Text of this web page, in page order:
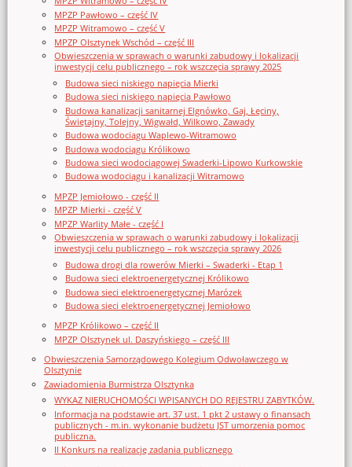
MPZP Pawłowo – część IV
MPZP Witramowo – część V
MPZP Olsztynek Wschód – część III
Obwieszczenia w sprawach o warunki zabudowy i lokalizacji
inwestycji celu publicznego – rok wszczęcia sprawy 2025
Budowa sieci niskiego napięcia Mierki
Budowa sieci niskiego napięcia Pawłowo
Budowa kanalizacji sanitarnej Elgnówko, Gaj, Łęciny,
Świętajny, Tolejny, Wigwałd, Wilkowo, Zawady
Budowa wodociągu Waplewo-Witramowo
Budowa wodociągu Królikowo
Budowa sieci wodociągowej Swaderki-Lipowo Kurkowskie
Budowa wodociągu i kanalizacji Witramowo
MPZP Jemiołowo - część II
MPZP Mierki - część V
MPZP Warlity Małe - część I
Obwieszczenia w sprawach o warunki zabudowy i lokalizacji
inwestycji celu publicznego – rok wszczęcia sprawy 2026
Budowa drogi dla rowerów Mierki – Swaderki - Etap 1
Budowa sieci elektroenergetycznej Królikowo
Budowa sieci elektroenergetycznej Marózek
Budowa sieci elektroenergetycznej Jemiołowo
MPZP Królikowo – część II
MPZP Olsztynek ul. Daszyńskiego – część III
Obwieszczenia Samorządowego Kolegium Odwoławczego w
Olsztynie
Zawiadomienia Burmistrza Olsztynka
WYKAZ NIERUCHOMOŚCI WPISANYCH DO REJESTRU ZABYTKÓW.
Informacja na podstawie art. 37 ust. 1 pkt 2 ustawy o finansach
publicznych - m.in. wykonanie budżetu JST umorzenia pomoc
publiczna.
II Konkurs na realizację zadania publicznego